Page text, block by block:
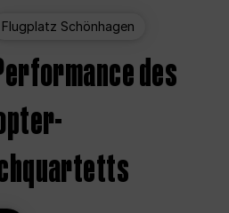
Flugplatz Schönhagen
des